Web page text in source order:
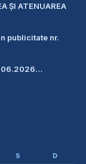
ŞI ATENUAREA
publicitate nr.
S D